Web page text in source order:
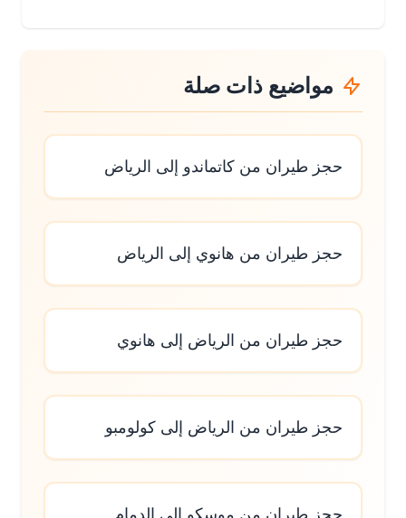
مواضيع ذات صلة
حجز طيران من كاتماندو إلى الرياض
حجز طيران من هانوي إلى الرياض
حجز طيران من الرياض إلى هانوي
حجز طيران من الرياض إلى كولومبو
حجز طيران من موسكو إلى الدمام